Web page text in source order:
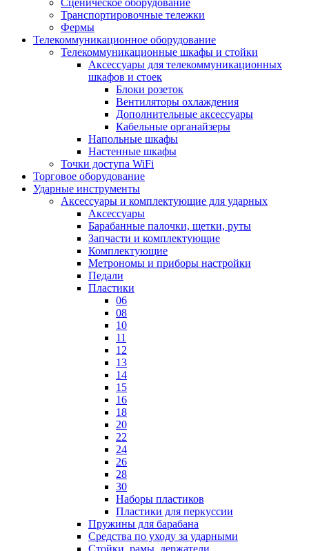
Сценическое оборудование
Транспортировочные тележки
Фермы
Телекоммуникационное оборудование
Телекоммуникационные шкафы и стойки
Аксессуары для телекоммуникационных
шкафов и стоек
Блоки розеток
Вентиляторы охлаждения
Дополнительные аксессуары
Кабельные органайзеры
Напольные шкафы
Настенные шкафы
Точки доступа WiFi
Торговое оборудование
Ударные инструменты
Аксессуары и комплектующие для ударных
Аксессуары
Барабанные палочки, щетки, руты
Запчасти и комплектующие
Комплектующие
Метрономы и приборы настройки
Педали
Пластики
06
08
10
11
12
13
14
15
16
18
20
22
24
26
28
30
Наборы пластиков
Пластики для перкуссии
Пружины для барабана
Средства по уходу за ударными
Стойки, рамы, держатели